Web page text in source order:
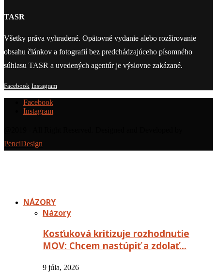
TASR
Všetky práva vyhradené. Opätovné vydanie alebo rozširovanie
obsahu článkov a fotografií bez predchádzajúceho písomného
súhlasu TASR a uvedených agentúr je výslovne zakázané.
Facebook Instagram
Facebook
Instagram
PenciDesign
NÁZORY
Názory
Kosťuková kritizuje rozhodnutie
MOV: Chcem nastúpiť a zdolať…
9 júla, 2026